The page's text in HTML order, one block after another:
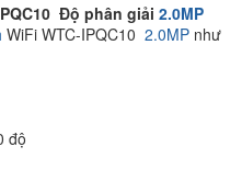
Độ phân giải 2.0MP
WiFi WTC-IPQC10 2.0MP như
độ